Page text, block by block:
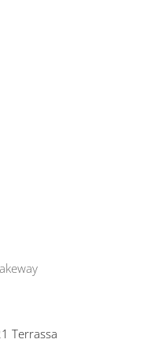
Terrassa